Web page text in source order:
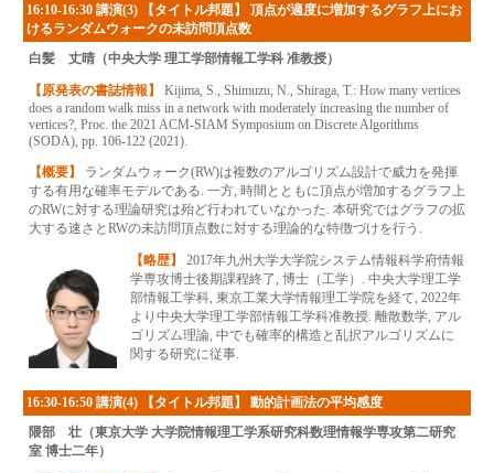
16:10-16:30 講演(3) 【タイトル邦題】 頂点が適度に増加するグラフ上にお
けるランダムウォークの未訪問頂点数
白髪 丈晴（中央大学 理工学部情報工学科 准教授）
【原発表の書誌情報】
Kijima, S., Shimuzu, N., Shiraga, T.: How many vertices
does a random walk miss in a network with moderately increasing the number of
vertices?, Proc. the 2021 ACM-SIAM Symposium on Discrete Algorithms
(SODA), pp. 106-122 (2021).
【概要】
ランダムウォーク(RW)は複数のアルゴリズム設計で威力を発揮
する有用な確率モデルである. 一方, 時間とともに頂点が増加するグラフ上
のRWに対する理論研究は殆ど行われていなかった. 本研究ではグラフの拡
大する速さとRWの未訪問頂点数に対する理論的な特徴づけを行う.
【略歴】
2017年九州大学大学院システム情報科学府情報
学専攻博士後期課程終了, 博士（工学）. 中央大学理工学
部情報工学科, 東京工業大学情報理工学院を経て, 2022年
より中央大学理工学部情報工学科准教授. 離散数学, アル
ゴリズム理論, 中でも確率的構造と乱択アルゴリズムに
関する研究に従事.
16:30-16:50 講演(4) 【タイトル邦題】 動的計画法の平均感度
隈部 壮（東京大学 大学院情報理工学系研究科数理情報学専攻第二研究
室 博士二年）